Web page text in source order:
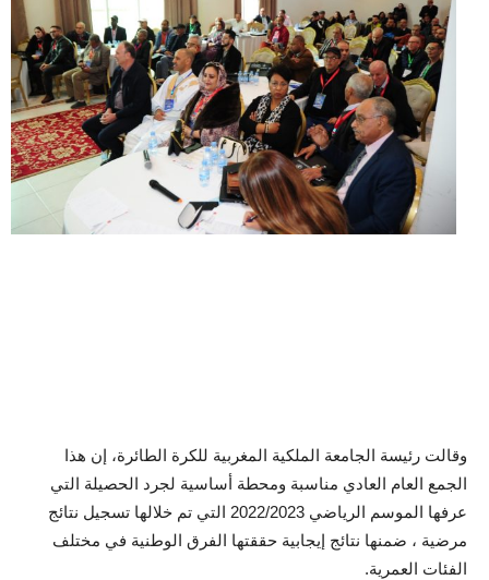
وقالت رئيسة الجامعة الملكية المغربية للكرة الطائرة، إن هذا
الجمع العام العادي مناسبة ومحطة أساسية لجرد الحصيلة التي
عرفها الموسم الرياضي 2022/2023 التي تم خلالها تسجيل نتائج
مرضية ، ضمنها نتائج إيجابية حققتها الفرق الوطنية في مختلف
الفئات العمرية.